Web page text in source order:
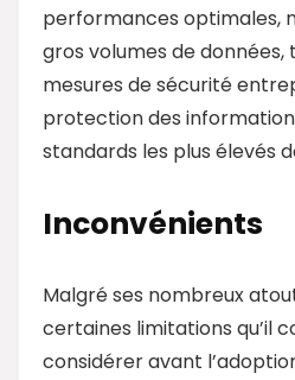
performances optimales,
gros volumes de données,
mesures de sécurité
protection des
standards les plus élevés
Inconvénients
Malgré ses nombreux
certaines limitations qu’il
considérer avant